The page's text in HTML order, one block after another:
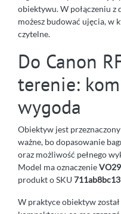
obiektywu. W połączeniu z
możesz budować ujęcia, w
czytelne.
Do Canon
terenie:
wygoda
Obiektyw jest
ważne, bo dopasowanie
oraz możliwość pełnego
Model ma oznaczenie
produkt o SKU
W praktyce obiektyw